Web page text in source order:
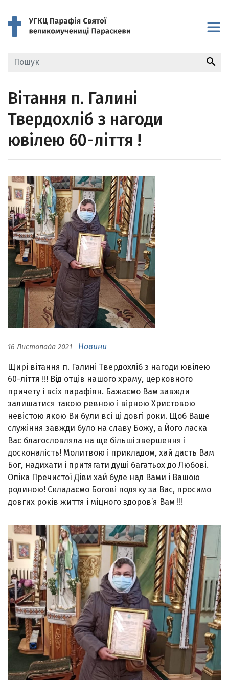
search
Вітання п. Галині
Твердохліб з нагоди
ювілею 60-ліття !
16 Листопада 2021 Новини
Щирі вітання п. Галині Твердохліб з нагоди ювілею
60-ліття !!! Від отців нашого храму, церковного
причету і всіх парафіян. Бажаємо Вам завжди
залишатися такою ревною і вірною Христовою
невістою якою Ви були всі ці довгі роки. Щоб Ваше
служіння завжди було на славу Божу, а Його ласка
Вас благословляла на ще більші звершення і
досконалість! Молитвою і прикладом, хай дасть Вам
Бог, надихати і притягати душі багатьох до Любові.
Опіка Пречистої Діви хай буде над Вами і Вашою
родиною! Складаємо Богові подяку за Вас, просимо
довгих років життя і міцного здоров’я Вам !!!